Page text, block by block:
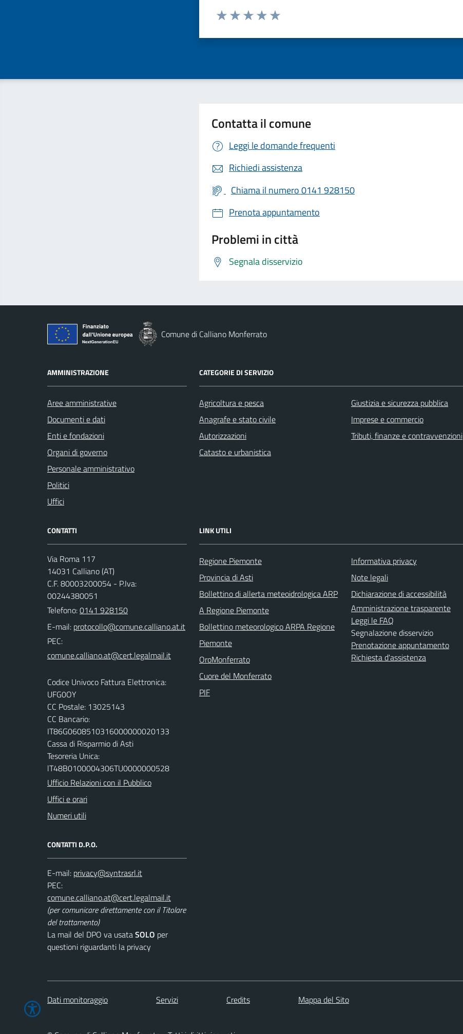
Valuta da 1 a 5 stelle la pagina
Contatta il comune
Leggi le domande frequenti
Richiedi assistenza
Chiama il numero 0141 928150
Prenota appuntamento
Problemi in città
Segnala disservizio
Comune di Calliano Monferrato
AMMINISTRAZIONE
Aree amministrative
Documenti e dati
Enti e fondazioni
Organi di governo
Personale amministrativo
Politici
Uffici
CATEGORIE DI SERVIZIO
Agricoltura e pesca
Anagrafe e stato civile
Autorizzazioni
Catasto e urbanistica
Giustizia e sicurezza pubblica
Imprese e commercio
Tributi, finanze e contravvenzioni
CONTATTI
Via Roma 117
14031 Calliano (AT)
C.F. 80003200054 - P.Iva:
00244380051
Telefono:0141 928150
E-mail:
PEC:
Codice Univoco Fattura Elettronica:
UFG0OY
CC Postale: 13025143
CC Bancario:
IT86G0608510316000000020133
Cassa di Risparmio di Asti
Tesoreria Unica:
lT48B0100004306TU0000000528
Ufficio Relazioni con il Pubblico
Uffici e orari
Numeri utili
CONTATTI D.P.O.
E-mail:
PEC:
(per comunicare direttamente con il Titolare
del trattamento)
La mail del DPO va usataSOLO per
questioni riguardanti la privacy
LINK UTILI
Regione Piemonte
Provincia di Asti
Bollettino di allerta meteoidrologica ARP
A Regione Piemonte
Bollettino meteorologico ARPA Regione
Piemonte
OroMonferrato
Cuore del Monferrato
PIF
Informativa privacy
Note legali
Dichiarazione di accessibilità
Amministrazione trasparente
Leggi le FAQ
Segnalazione disservizio
Prenotazione appuntamento
Richiesta d'assistenza
Dati monitoraggio Servizi Credits Mappa del Sito